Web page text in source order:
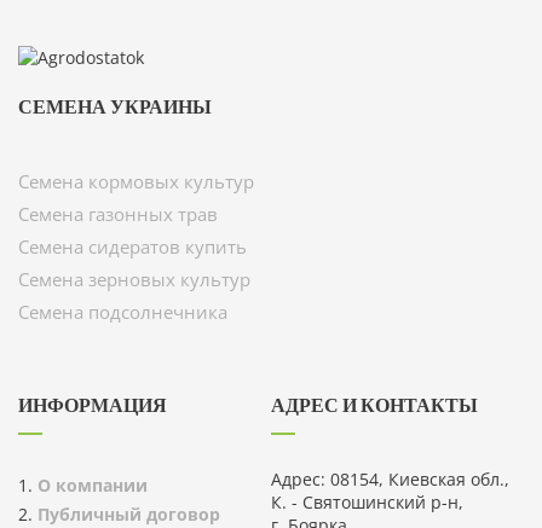
СЕМЕНА УКРАИНЫ
Семена кормовых культур
Семена газонных трав
Семена сидератов купить
Семена зерновых культур
Семена подсолнечника
ИНФОРМАЦИЯ
О компании
Публичный договор
АДРЕС И КОНТАКТЫ
Адрес: 08154, Киевская обл.,
К. - Святошинский р-н,